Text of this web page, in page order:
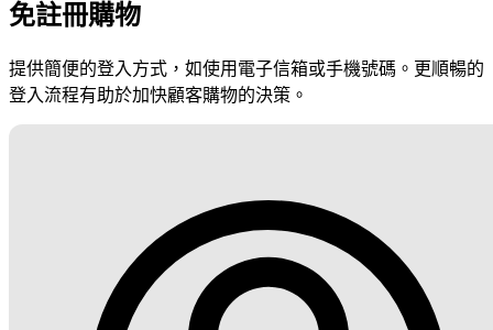
免註冊購物
提供簡便的登入方式，如使用電子信箱或手機號碼。更順暢的
登入流程有助於加快顧客購物的決策。